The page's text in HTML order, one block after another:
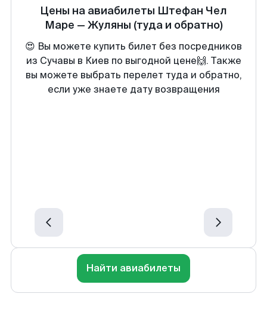
Цены на авиабилеты Штефан Чел
Маре — Жуляны (туда и обратно)
😍 Вы можете купить билет без посредников
из Сучавы в Киев по выгодной цене🙌. Также
вы можете выбрать перелет туда и обратно,
если уже знаете дату возвращения
Найти авиабилеты